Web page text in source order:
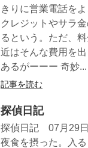
きりに営業電話を
クレジットやサラ
るという。ただ、
近はそんな費用を
あるがーーー 奇妙...
記事を読む
探偵日記
探偵日記 07月29
夜食を摂った。入